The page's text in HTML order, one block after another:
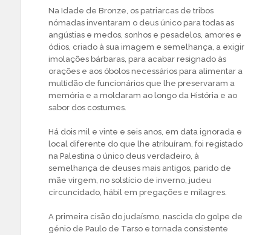
Na Idade de Bronze, os patriarcas de tribos
nómadas inventaram o deus único para todas as
angústias e medos, sonhos e pesadelos, amores e
ódios, criado à sua imagem e semelhança, a exigir
imolações bárbaras, para acabar resignado às
orações e aos óbolos necessários para alimentar a
multidão de funcionários que lhe preservaram a
memória e a moldaram ao longo da História e ao
sabor dos costumes.
Há dois mil e vinte e seis anos, em data ignorada e
local diferente do que lhe atribuíram, foi registado
na Palestina o único deus verdadeiro, à
semelhança de deuses mais antigos, parido de
mãe virgem, no solstício de inverno, judeu
circuncidado, hábil em pregações e milagres.
A primeira cisão do judaísmo, nascida do golpe de
génio de Paulo de Tarso e tornada consistente